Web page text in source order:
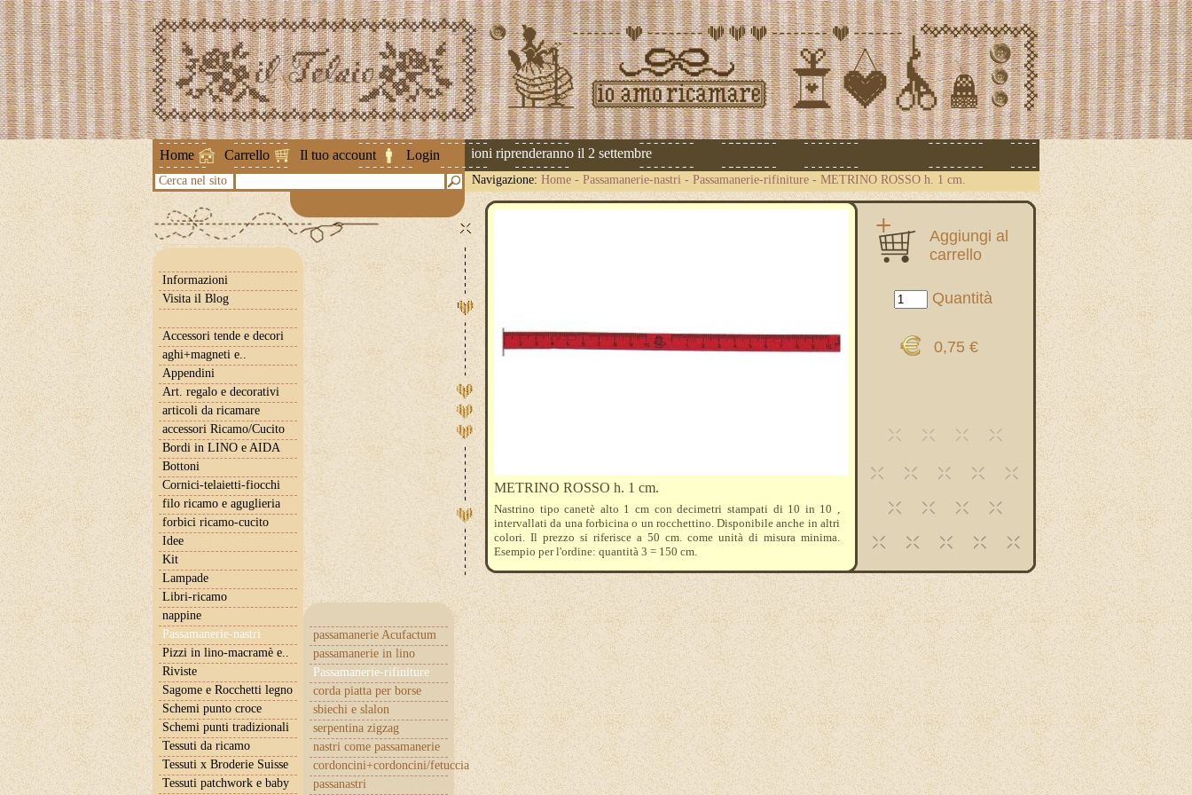
Home Carrello Il tuo account Login
Attenzione ! Le spedizioni riprenderanno il 2 settembre
Cerca nel sito Navigazione: Home - Passamanerie-nastri - Passamanerie-rifiniture - METRINO ROSSO h. 1 cm.
Informazioni
Visita il Blog
Accessori tende e decori
aghi+magneti e..
Appendini
Art. regalo e decorativi
articoli da ricamare
accessori Ricamo/Cucito
Bordi in LINO e AIDA
Bottoni
Cornici-telaietti-fiocchi
filo ricamo e aguglieria
forbici ricamo-cucito
Idee
Kit
Lampade
Libri-ricamo
nappine
Passamanerie-nastri
passamanerie Acufactum
passamanerie in lino
Passamanerie-rifiniture
corda piatta per borse
sbiechi e slalon
serpentina zigzag
nastri come passamanerie
cordoncini+cordoncini/fetuccia
passanastri
Pizzi in lino-macramè e..
Riviste
Sagome e Rocchetti legno
Schemi punto croce
Schemi punti tradizionali
Tessuti da ricamo
Tessuti x Broderie Suisse
Tessuti patchwork e baby
Aggiungi al
carrello
Quantità
0,75 €
METRINO ROSSO h. 1 cm.
Nastrino tipo canetè alto 1 cm con decimetri stampati di 10 in 10 ,
intervallati da una forbicina o un rocchettino. Disponibile anche in altri
colori. Il prezzo si riferisce a 50 cm. come unità di misura minima.
Esempio per l'ordine: quantità 3 = 150 cm.